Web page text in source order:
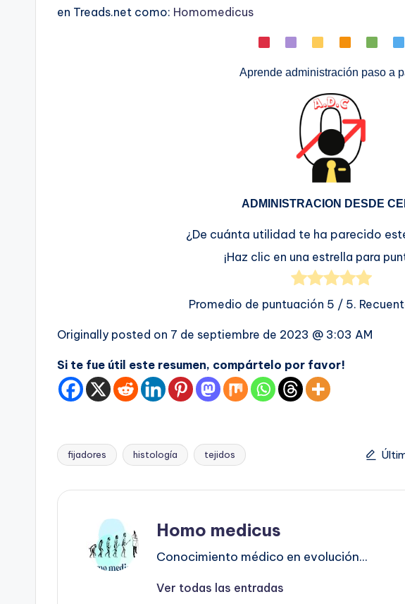
en Treads.net como: Homomedicus
Aprende administración paso a
ADMINISTRACION DESDE
¿De cuánta utilidad te ha parecido
¡Haz clic en una estrella para
Promedio de puntuación 5 / 5.
Originally posted on 7 de septiembre de 2023 @ 3:03 AM
Si te fue útil este resumen, compártelo por favor!
Etiquetas:
fijadores histología tejidos
Homo medicus
Conocimiento médico en evolución...
Ver todas las entradas